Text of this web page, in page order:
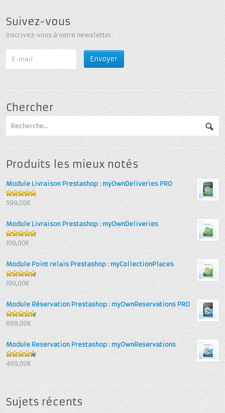
Suivez-vous
Inscrivez-vous à notre newsletter.
Chercher
Produits les mieux notés
Module Livraison Prestashop : myOwnDeliveries PRO
5out of 5
599,00€
Module Livraison Prestashop : myOwnDeliveries
4.71 out
of 5
339,00€
Module Point relais Prestashop : myCollectionPlaces
4.67out
of 5
339,00€
Module Réservation Prestashop : myOwnReservations PRO
4.6out
of 5
669,00€
Module Reservation Prestashop : myOwnReservations
4.25out
of 5
469,00€
Sujets récents